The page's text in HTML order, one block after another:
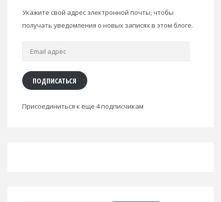
Укажите свой адрес электронной почты, чтобы
получать уведомления о новых записях в этом блоге.
Email
ПОДПИСАТЬСЯ
Присоединиться к еще 4 подписчикам